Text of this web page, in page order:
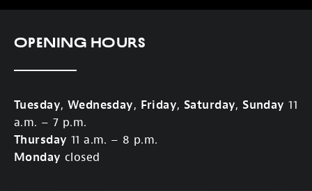
Opening Hours
Tuesday, Wednesday, Friday, Saturday, Sunday 11
a.m. – 7 p.m.
Thursday 11 a.m. – 8 p.m.
Monday closed